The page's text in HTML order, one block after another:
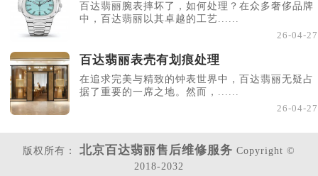
百达翡丽腕表摔坏了，如何处理？在众多奢侈品牌
中，百达翡丽以其卓越的工艺......
26-04-27
百达翡丽表壳有划痕处理
在追求完美与精致的钟表世界中，百达翡丽无疑占
据了重要的一席之地。然而，......
26-04-27
版权所有： 北京百达翡丽售后维修服务 Copyright ©
2018-2032